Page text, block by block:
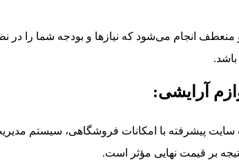
انجام می‌شود که نیازها و بودجه شما را در
باشد.
آرایشی:
یک سایت پیشرفته با امکانات فروشگاهی، سیستم
بر قیمت نهایی مؤثر است.